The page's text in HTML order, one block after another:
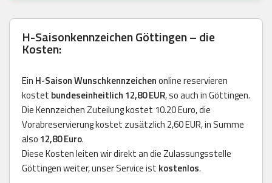
H-Saisonkennzeichen Göttingen – die
Kosten:
Ein H-Saison Wunschkennzeichenonline reservieren
kostet bundeseinheitlich 12,80 EUR, so auch in Göttingen.
Die Kennzeichen Zuteilung kostet 10.20 Euro, die
Vorabreservierung kostet zusätzlich 2,60 EUR, in Summe
also 12,80 Euro.
Diese Kosten leiten wir direkt an die Zulassungsstelle
Göttingen weiter, unser Service ist kostenlos.